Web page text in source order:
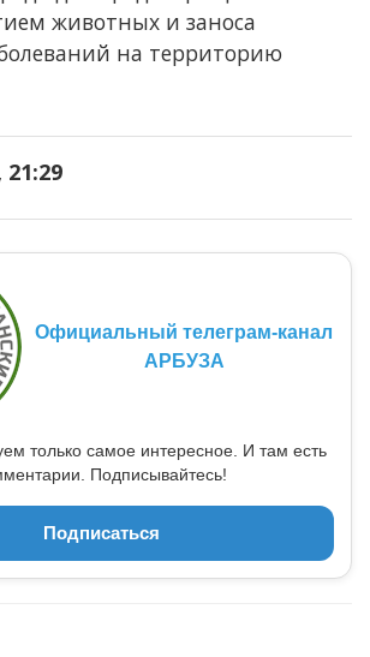
животных и заноса
на территорию
21:29
Официальный телеграм-канал
АРБУЗА
только самое интересное. И там есть
Подписывайтесь!
Подписаться